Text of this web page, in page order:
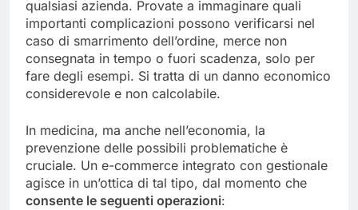
qualsiasi azienda. Provate a immaginare quali
importanti complicazioni possono verificarsi nel
caso di smarrimento dell’ordine, merce non
consegnata in tempo o fuori scadenza, solo per
fare degli esempi. Si tratta di un danno economico
considerevole e non calcolabile.
In medicina, ma anche nell’economia, la
prevenzione delle possibili problematiche è
cruciale. Un e-commerce integrato con gestionale
agisce in un’ottica di tal tipo, dal momento che
consente le seguenti operazioni: